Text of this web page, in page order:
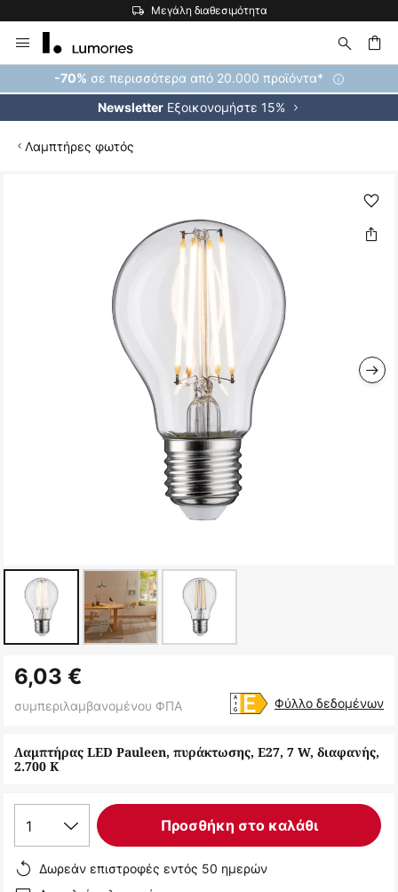
Μεγάλη διαθεσιμότητα
Μετάβαση
στο
περιεχόμενο
-70% σε περισσότερα από 20.000 προϊόντα*
Newsletter Εξοικονομήστε 15%
Λαμπτήρες φωτός
στην
αρχή
συλλογής
εικόνων
Λαμπτήρας LED Pauleen, πυράκτωσης, E27, 7 W, διαφανής,
2.700 K
6,03 €
συμπεριλαμβανομένου ΦΠΑ Φύλλο δεδομένων
1 Προσθήκη στο καλάθι
Δωρεάν επιστροφές εντός 50 ημερών